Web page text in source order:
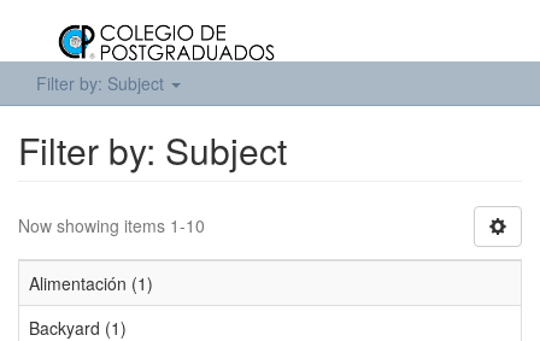
Filter by: Subject
Filter by: Subject
Now showing items 1-10
Alimentación (1)
Backyard (1)